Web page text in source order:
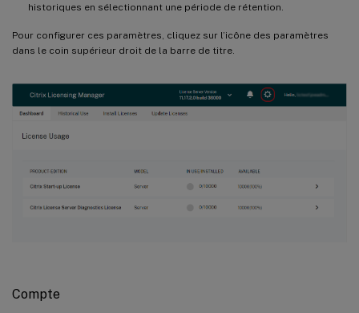
historiques en sélectionnant une période de rétention.
Pour configurer ces paramètres, cliquez sur l’icône des paramètres
dans le coin supérieur droit de la barre de titre.
Compte